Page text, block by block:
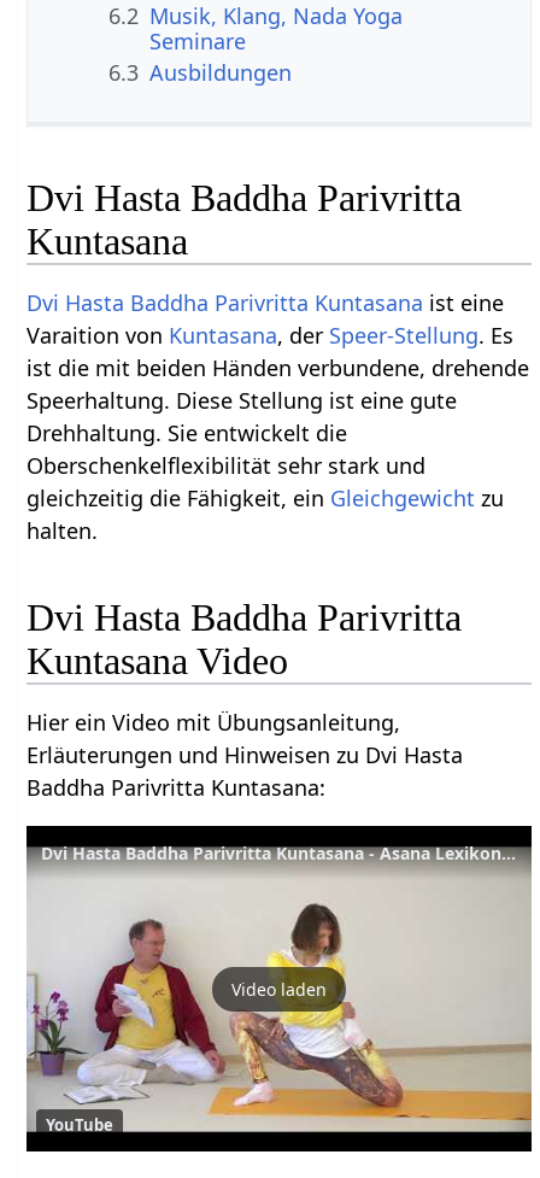
6.2 Musik, Klang, Nada Yoga
Seminare
6.3 Ausbildungen
Dvi Hasta Baddha Parivritta
Kuntasana
Dvi Hasta Baddha Parivritta Kuntasana ist eine
Varaition von Kuntasana, der Speer-Stellung. Es
ist die mit beiden Händen verbundene, drehende
Speerhaltung. Diese Stellung ist eine gute
Drehhaltung. Sie entwickelt die
Oberschenkelflexibilität sehr stark und
gleichzeitig die Fähigkeit, ein Gleichgewicht zu
halten.
Dvi Hasta Baddha Parivritta
Kuntasana Video
Hier ein Video mit Übungsanleitung,
Erläuterungen und Hinweisen zu Dvi Hasta
Baddha Parivritta Kuntasana:
Dvi Hasta Baddha Parivritta Kuntasana - Asana Lexikon 395
Video laden
YouTube